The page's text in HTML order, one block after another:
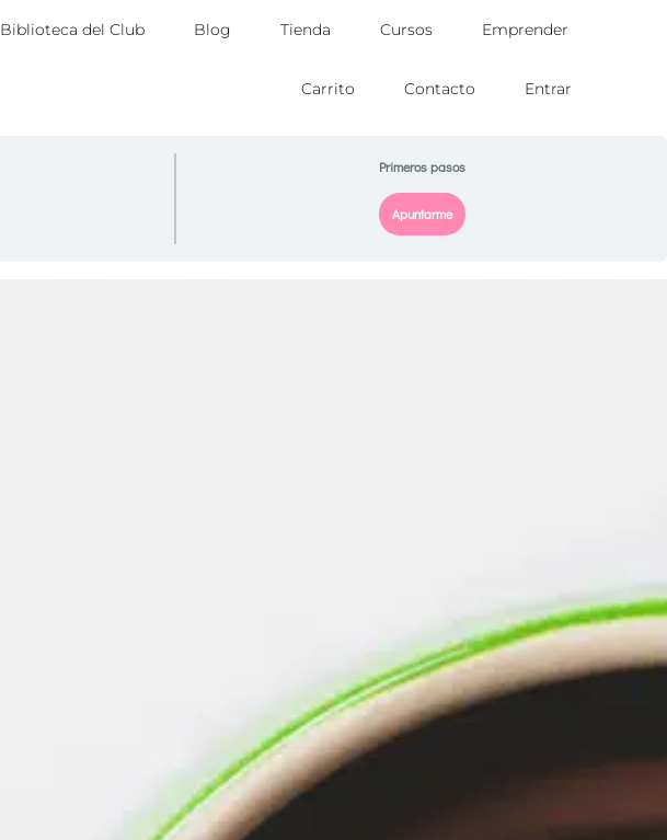
Biblioteca del Club Blog Tienda Cursos Emprender
Carrito Contacto Entrar
Primeros pasos
Apuntarme